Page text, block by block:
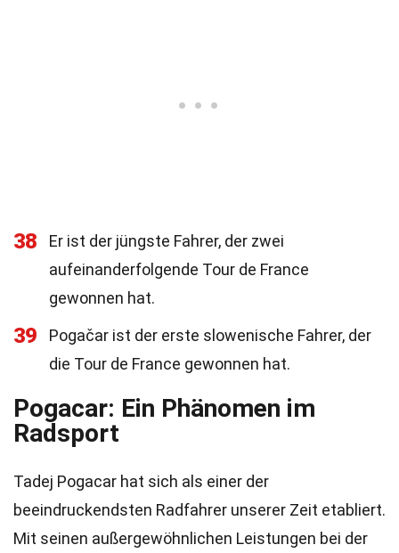
38
Er ist der jüngste Fahrer, der zwei
aufeinanderfolgende Tour de France
gewonnen hat.
39
Pogačar ist der erste slowenische Fahrer, der
die Tour de France gewonnen hat.
Pogacar: Ein Phänomen im
Radsport
Tadej Pogacar hat sich als einer der
beeindruckendsten Radfahrer unserer Zeit etabliert.
Mit seinen außergewöhnlichen Leistungen bei der